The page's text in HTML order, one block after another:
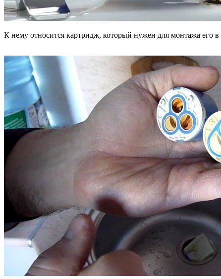
К нему относится картридж, который нужен для монтажа его